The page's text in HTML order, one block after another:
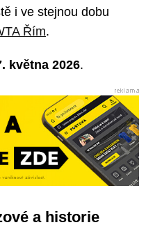
i ve stejnou dobu
Řím.
května 2026.
a historie